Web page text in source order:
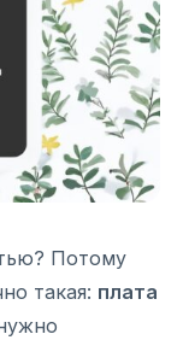
Потому
такая: плата